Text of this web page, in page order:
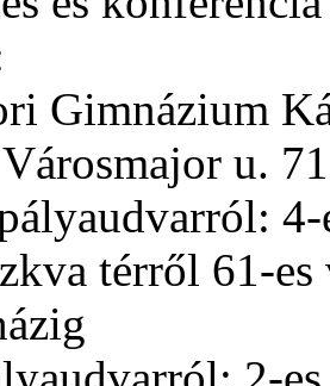
Gimnázium
u.
térről 61-